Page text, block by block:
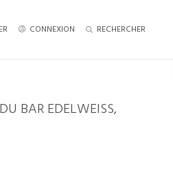
CONNEXION RECHERCHER
BAR EDELWEISS,